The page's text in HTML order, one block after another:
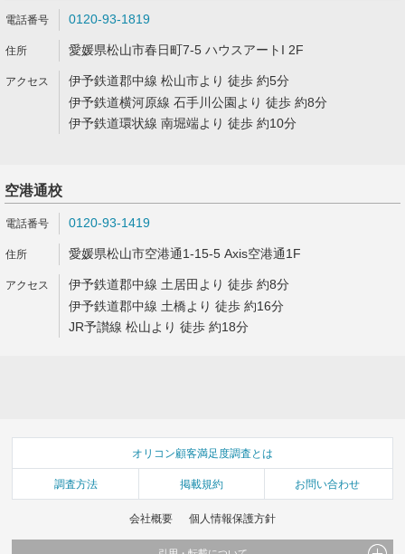
0120-93-1819
愛媛県松山市春日町7-5 ハウスアートI 2F
伊予鉄道郡中線 松山市より 徒歩 約5分
伊予鉄道横河原線 石手川公園より 徒歩 約8分
伊予鉄道環状線 南堀端より 徒歩 約10分
空港通校
0120-93-1419
愛媛県松山市空港通1-15-5 Axis空港通1F
伊予鉄道郡中線 土居田より 徒歩 約8分
伊予鉄道郡中線 土橋より 徒歩 約16分
JR予讃線 松山より 徒歩 約18分
オリコン顧客満足度調査とは
調査方法 掲載規約 お問い合わせ
会社概要 個人情報保護方針